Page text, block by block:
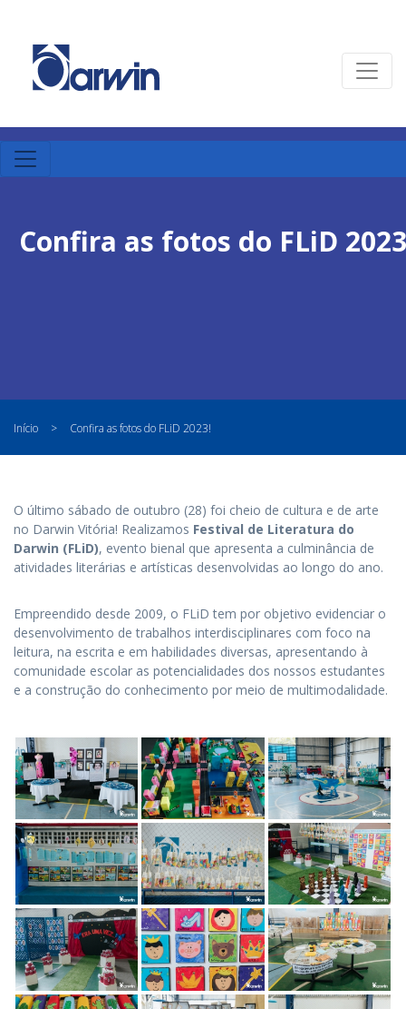
Confira as fotos do FLiD
Início > Confira as fotos do FLiD 2023!
O último sábado de outubro (28) foi cheio de cultura e de arte
no Darwin Vitória! Realizamos Festival de Literatura do
Darwin (FLiD), evento bienal que apresenta a culminância de
atividades literárias e artísticas desenvolvidas ao longo do ano.
Empreendido desde 2009, o FLiD tem por objetivo evidenciar o
desenvolvimento de trabalhos interdisciplinares com foco na
leitura, na escrita e em habilidades diversas, apresentando à
comunidade escolar as potencialidades dos nossos estudantes
e a construção do conhecimento por meio de multimodalidade.